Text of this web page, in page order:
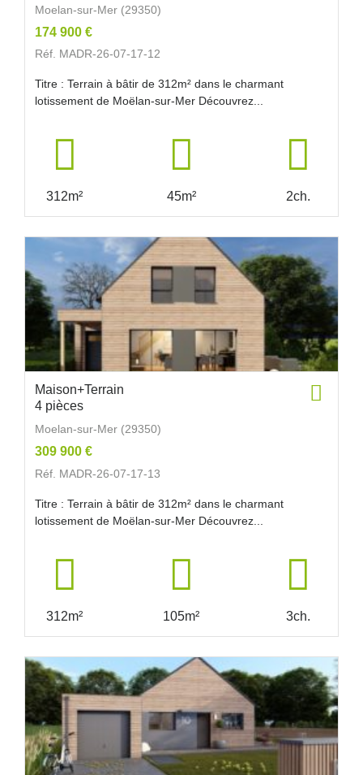
Moelan-sur-Mer (29350)
174 900 €
Réf. MADR-26-07-17-12
Titre : Terrain à bâtir de 312m² dans le charmant
lotissement de Moëlan-sur-Mer Découvrez...
312m² 45m² 2ch.
Maison+Terrain
4 pièces
Moelan-sur-Mer (29350)
309 900 €
Réf. MADR-26-07-17-13
Titre : Terrain à bâtir de 312m² dans le charmant
lotissement de Moëlan-sur-Mer Découvrez...
312m² 105m² 3ch.